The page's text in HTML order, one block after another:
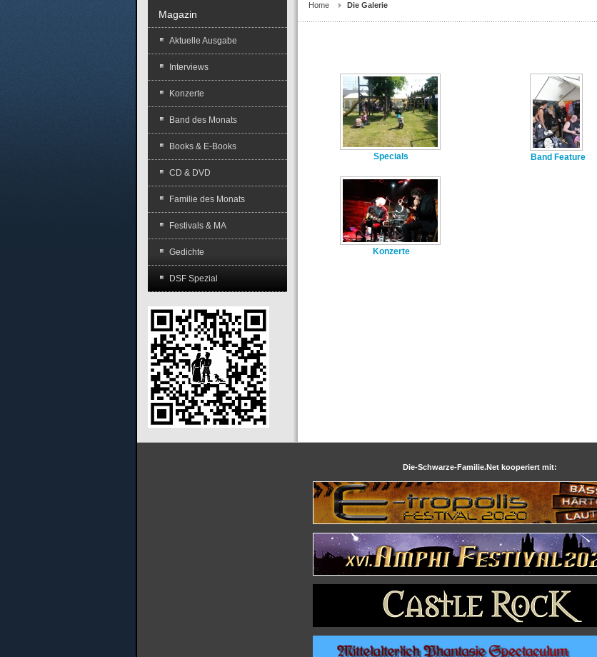
Home Die Galerie
Specials Band Feature
Konzerte
Magazin
Aktuelle Ausgabe
Interviews
Konzerte
Band des Monats
Books & E-Books
CD & DVD
Familie des Monats
Festivals & MA
Gedichte
DSF Spezial
Die-Schwarze-Familie.Net kooperiert mit: